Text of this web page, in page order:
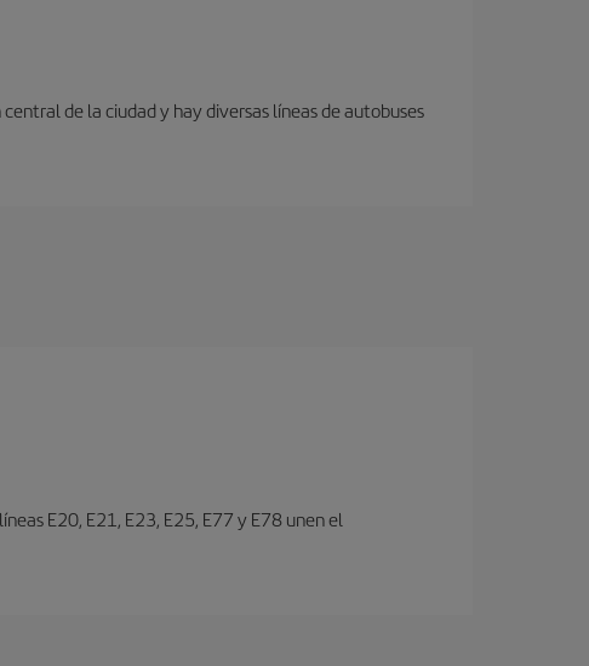
de la ciudad y hay diversas líneas de autobuses
E20, E21, E23, E25, E77 y E78 unen el